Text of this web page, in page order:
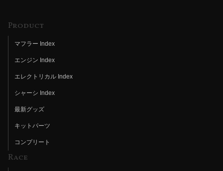
Product
マフラー Index
エンジン Index
エレクトリカル Index
シャーシ Index
最新グッズ
キットパーツ
コンプリート
Race